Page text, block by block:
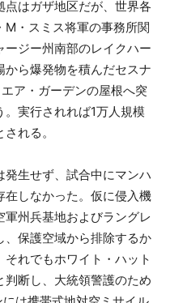
はガザ地区だが、世界各
・スミス将軍の事務所関
ジー州南部のレイクハー
ら爆発物を積んだセスナ
ア・ガーデンの屋根へ突
実行されれば1万人規模
れる。
生せず、試合中にマンハ
在しなかった。仮に侵入機
州兵基地およびラングレ
、保護空域から排除するか
れでもホワイト・ハット
断し、大統領警護のため